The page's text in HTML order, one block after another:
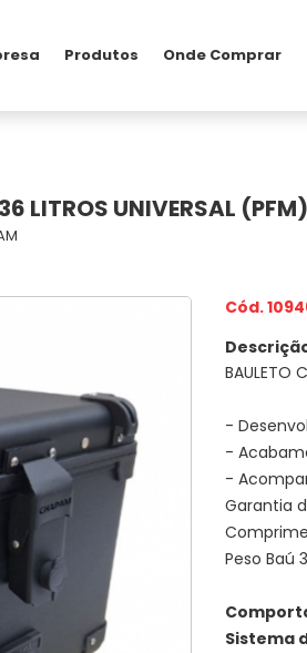
Produtos Onde Comprar
LITROS UNIVERSAL (PFM)
Cód.
BAULETO
-
-
-
Garantia
Peso Baú
Sistema